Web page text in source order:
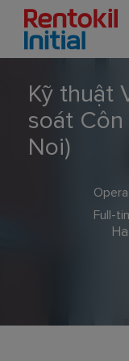
Kỹ thuật
soát Côn
Noi)
Full-